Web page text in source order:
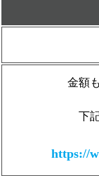
金額
下
https://